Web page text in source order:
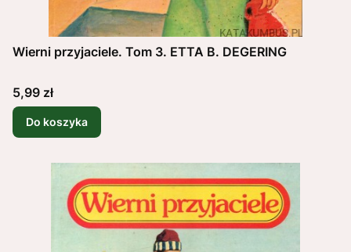
Wierni przyjaciele. Tom 3. ETTA B. DEGERING
Cena
5,99 zł
Do koszyka